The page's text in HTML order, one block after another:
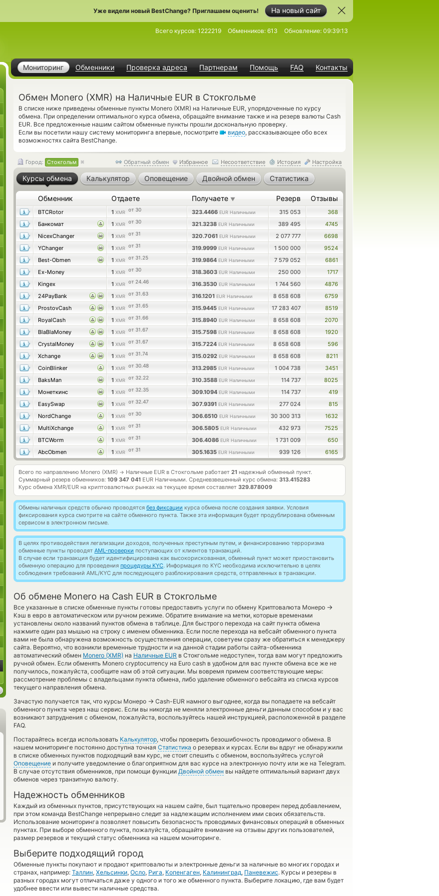
На новый сайт
Уже видели новый BestChange? Приглашаем оценить!
Мониторинг Обменники Проверка адреса Партнерам Помощь FAQ Контакты
Всего курсов: 1222219 Обменников: 613 Обновление: 09:39:13
Обмен Monero (XMR) на Наличные EUR в Стокгольме
В списке ниже приведены обменные пункты Monero (XMR) на Наличные EUR, упорядоченные по курсу
обмена. При определении оптимального курса обмена, обращайте внимание также и на резерв валюты Cash
EUR. Все предложенные нашим сайтом обменные пункты прошли доскональную проверку.
Если вы посетили нашу систему мониторинга впервые, посмотрите
видео, рассказывающее обо всех
возможностях сайта BestChange.
Обратный обмен Избранное Несоответствие История Настройка
Город: Стокгольм
Курсы обмена Калькулятор Оповещение Двойной обмен Статистика
Обменник Отдаете Получаете ▼ Резерв Отзывы
BTCRotor 1 XMR от 30 323.4466 EUR Наличными 315 053
368
Банкомат
1 XMR от 30 321.3238 EUR Наличными 389 495
4745
NicexChanger
1 XMR от 31 320.7061 EUR Наличными 2 077 777
6698
YChanger
1 XMR от 31 319.9999 EUR Наличными 1 500 000
9524
Best-Obmen
1 XMR от 31.25 319.9864 EUR Наличными 7 579 052
6861
Ex-Money
1 XMR от 30 318.3603 EUR Наличными 250 000
1717
Kingex
1 XMR от 24.46 316.3530 EUR Наличными 1 744 560
4876
24PayBank
1 XMR от 31.63 316.1201 EUR Наличными 8 658 608
6759
ProstovCash
1 XMR от 31.65 315.9445 EUR Наличными 17 283 407
8519
RoyalCash
1 XMR от 31.66 315.8940 EUR Наличными 8 658 608
2070
BlaBlaMoney
1 XMR от 31.67 315.7598 EUR Наличными 8 658 608
1920
CrystalMoney
1 XMR от 31.67 315.7224 EUR Наличными 8 658 608
596
Xchange
1 XMR от 31.74 315.0292 EUR Наличными 8 658 608
8211
CoinBlinker
1 XMR от 30.48 313.2985 EUR Наличными 1 004 738
3451
BaksMan
1 XMR от 32.22 310.3588 EUR Наличными 114 737
8025
Монеткинс
1 XMR от 32.35 309.1094 EUR Наличными 114 737
419
EasySwap
1 XMR от 32.47 307.9391 EUR Наличными 277 024
815
NordChange
1 XMR от 30 306.6510 EUR Наличными 30 300 313
1632
MultiXchange
1 XMR от 31 306.5805 EUR Наличными 432 973
7525
BTCWorm
1 XMR от 31 306.4086 EUR Наличными 1 731 009
650
AbcObmen
1 XMR от 31 305.1635 EUR Наличными 939 126 6165
Всего по направлению Monero (XMR) → Наличные EUR в Стокгольме работает 21 надежный обменный пункт.
Суммарный резерв обменников: 109 347 041 EUR Наличными. Средневзвешенный курс обмена: 313.415283
Курс обмена XMR/EUR на криптовалютных рынках на текущее время составляет 329.878009
Обмены наличных средств обычно проводятся без фиксации курса обмена после создания заявки. Условия
фиксирования курса смотрите на сайте обменного пункта. Также эта информация будет продублирована обменным
сервисом в электронном письме.
В целях противодействия легализации доходов, полученных преступным путем, и финансированию терроризма
обменные пункты проводят AML-проверки поступающих от клиентов транзакций.
В случае если транзакция будет идентифицирована как высокорискованная, обменный пункт может приостановить
обменную операцию для проведения процедуры KYC. Информация по KYC необходима исключительно в целях
соблюдения требований AML/KYC для последующего разблокирования средств, отправленных в транзакции.
Об обмене Monero на Cash EUR в Стокгольме
Все указанные в списке обменные пункты готовы предоставить услуги по обмену Криптовалюта Монеро →
Кэш в евро в автоматическом или ручном режиме. Обратите внимание на метки, которые временами
установлены около названий пунктов обмена в таблице. Для быстрого перехода на сайт пункта обмена
нажмите один раз мышью на строку с именем обменника. Если после перехода на вебсайт обменного пункта
вами не была обнаружена возможность осуществления операции, советуем сразу же обратиться к менеджеру
сайта. Вероятно, что возникли временные трудности и на данной стадии работы сайта-обменника
автоматический обмен Monero (XMR) на Наличные EUR в Стокгольме недоступен, тогда вам могут предложить
ручной обмен. Если обменять Monero cryptocurrency на Euro cash в удобном для вас пункте обмена все же не
получилось, пожалуйста, сообщите нам об этой ситуации. Мы вовремя примем соответствующие меры:
рассмотрение проблемы с владельцами пункта обмена, либо удаление обменного вебсайта из списка курсов
текущего направления обмена.
Зачастую получается так, что курсы Монеро → Cash-EUR намного выгоднее, когда вы попадаете на вебсайт
обменного пункта через наш сервис. Если вы никогда не меняли электронные деньги данным способом и у вас
возникают затруднения с обменом, пожалуйста, воспользуйтесь нашей инструкцией, расположенной в разделе
FAQ.
Постарайтесь всегда использовать Калькулятор, чтобы проверить безошибочность проводимого обмена. В
нашем мониторинге постоянно доступна точная Статистика о резервах и курсах. Если вы вдруг не обнаружили
в списке обменных пунктов подходящий вам курс, не стоит спешить с обменом, воспользуйтесь услугой
Оповещение и получите уведомление о благоприятном для вас курсе на электронную почту или же на Telegram.
В случае отсутствия обменников, при помощи функции Двойной обмен вы найдете оптимальный вариант двух
обменов через транзитную валюту.
Надежность обменников
Каждый из обменных пунктов, присутствующих на нашем сайте, был тщательно проверен перед добавлением,
при этом команда BestChange непрерывно следит за надлежащим исполнением ими своих обязательств.
Использование мониторинга позволяет повысить безопасность проводимых финансовых операций в обменных
пунктах. При выборе обменного пункта, пожалуйста, обращайте внимание на отзывы других пользователей,
размер резервов и текущий статус обменника на нашем мониторинге.
Выберите подходящий город
Обменные пункты покупают и продают криптовалюты и электронные деньги за наличные во многих городах и
странах, например: Таллин, Хельсинки, Осло, Рига, Копенгаген, Калининград, Паневежис. Курсы и резервы в
разных городах могут отличаться даже у одного и того же обменного пункта. Выберите локацию, где вам будет
удобнее ввести или вывести наличные средства.